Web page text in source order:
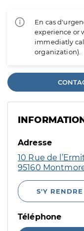
En cas
experience or
immediatly
organization).
Adresse
10 Rue de
95160
S'Y RENDRE
Téléphone